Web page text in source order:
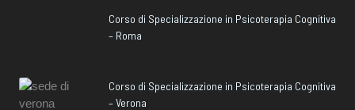
Corso di Specializzazione in Psicoterapia Cognitiva
– Roma
Corso di Specializzazione in Psicoterapia Cognitiva
– Verona